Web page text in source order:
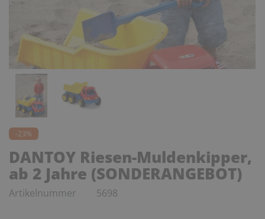
-23%
DANTOY Riesen-Muldenkipper,
ab 2 Jahre (SONDERANGEBOT)
Artikelnummer 5698